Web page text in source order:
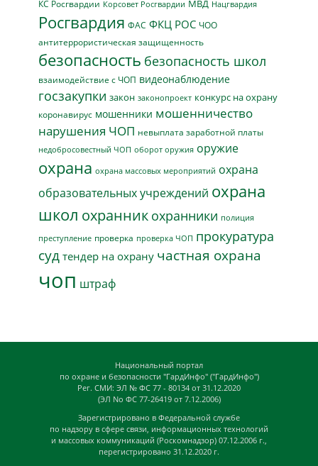
КС Росгвардии Корсовет Росгвардии МВД Нацгвардия
Росгвардия ФАС ФКЦ РОС ЧОО
антитеррористическая защищенность
безопасность безопасность школ
взаимодействие с ЧОП видеонаблюдение
госзакупки закон законопроект конкурс на охрану
коронавирус мошенники мошенничество
нарушения ЧОП невыплата заработной платы
недобросовестный ЧОП оборот оружия оружие
охрана охрана массовых мероприятий охрана
образовательных учреждений охрана
школ охранник охранники полиция
преступление проверка проверка ЧОП прокуратура
суд тендер на охрану частная охрана
чоп штраф
Национальный портал
по охране и безопасности "ГардИнфо" ("ГардИнфо")
Рег. СМИ: ЭЛ № ФС 77 - 80134 от 31.12.2020
(ЭЛ No ФС 77-26419 от 7.12.2006)
Зарегистрировано в Федеральной службе
по надзору в сфере связи, информационных технологий
и массовых коммуникаций (Роскомнадзор) 07.12.2006 г.,
перегистрировано 31.12.2020 г.